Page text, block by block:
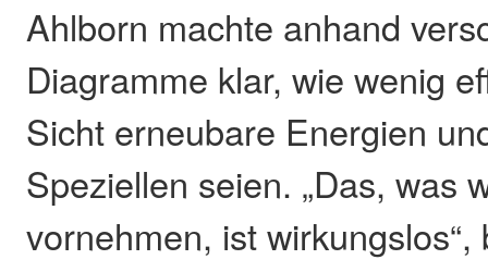
Ahlborn machte anhand
Diagramme klar, wie wenig
Sicht erneubare Energien
Speziellen seien. „Das, was
vornehmen, ist